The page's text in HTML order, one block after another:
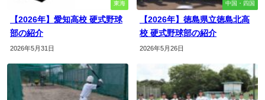
東海
【2026年】愛知高校 硬式野球
部の紹介
2026年5月31日
中国・四国
【2026年】徳島県立徳島北高
校 硬式野球部の紹介
2026年5月26日